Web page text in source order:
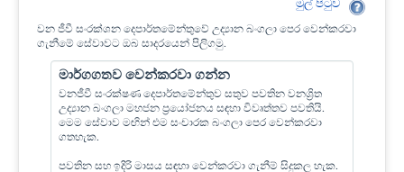
මුල් පි‍ටුව
වන ජීවී සංරක්ශන දෙපාර්තමේන්තුවේ උද්‍යාන බංගලා පෙර වෙන්කරවා
ගැනීමේ සේවාවට ඔබ සාදරයෙන් පිලිගමු.
මාර්ගගතව වෙන්කරවා ගන්න
වනජීවී සංරක්ෂණ දෙපාර්තමේන්තුව සතුව පවතින වනශ්‍රිත
උද්‍යාන බංගලා මහජන ප්‍රයෝජනය සඳහා විවෘත්තව පවතියි.
මෙම සේවාව මඟින් එම සංචාරක බංගලා පෙර වෙන්කරවා
ගතහැක.
පවතින සහ ඉදිරි මාසය සඳහා වෙන්කරවා ගැනීම් සිදුකල හැක.